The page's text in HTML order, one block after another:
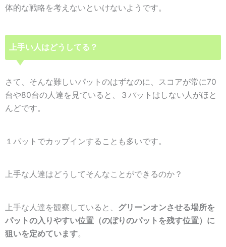
体的な戦略を考えないといけないようです。
上手い人はどうしてる？
さて、そんな難しいパットのはずなのに、スコアが常に70
台や80台の人達を見ていると、３パットはしない人がほと
んどです。
１パットでカップインすることも多いです。
上手な人達はどうしてそんなことができるのか？
上手な人達を観察していると、 グリーンオンさせる場所を
パットの入りやすい位置（のぼりのパットを残す位置）に
狙いを定めています。